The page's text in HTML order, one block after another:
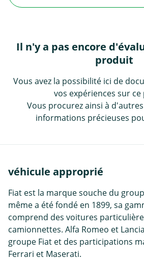
Il n'y a pas encore
produit
Vous avez la possibilité ici de
vos expériences sur
Vous procurez ainsi à
informations précieuses
véhicule approprié
Fiat est la marque souche du
même a été fondé en 1899, sa
comprend des voitures
camionnettes. Alfa Romeo et
groupe Fiat et des participations
Ferrari et Maserati.